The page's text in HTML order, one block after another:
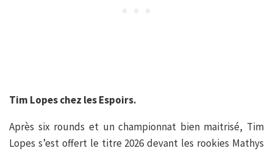
Tim Lopes chez les Espoirs.
Après six rounds et un championnat bien maitrisé, Tim
Lopes s’est offert le titre 2026 devant les rookies Mathys